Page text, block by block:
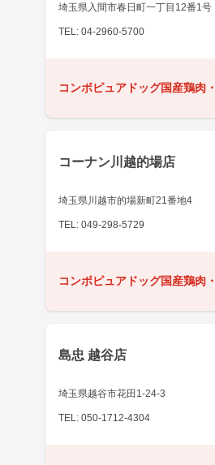
埼玉県入間市春日町一丁目12番1号
TEL: 04-2960-5700
コンボピュアドッグ国産鶏肉
コーナン川越的場店
埼玉県川越市的場新町21番地4
TEL: 049-298-5729
コンボピュアドッグ国産鶏肉
島忠 越谷店
埼玉県越谷市花田1-24-3
TEL: 050-1712-4304